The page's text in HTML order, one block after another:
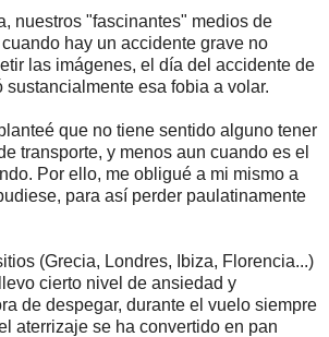
nuestros "fascinantes" medios de
hay un accidente grave no
las imágenes, el día del accidente de
sustancialmente esa fobia a volar.
que no tiene sentido alguno tener
transporte, y menos aun cuando es el
Por ello, me obligué a mi mismo a
para así perder paulatinamente
(Grecia, Londres, Ibiza, Florencia...)
cierto nivel de ansiedad y
de despegar, durante el vuelo siempre
aterrizaje se ha convertido en pan